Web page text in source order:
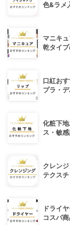
色&ラメ
マニキ
乾タイ
口紅お
プラ・
化粧下
ス・敏
クレン
テクス
ドライ
コスパ商